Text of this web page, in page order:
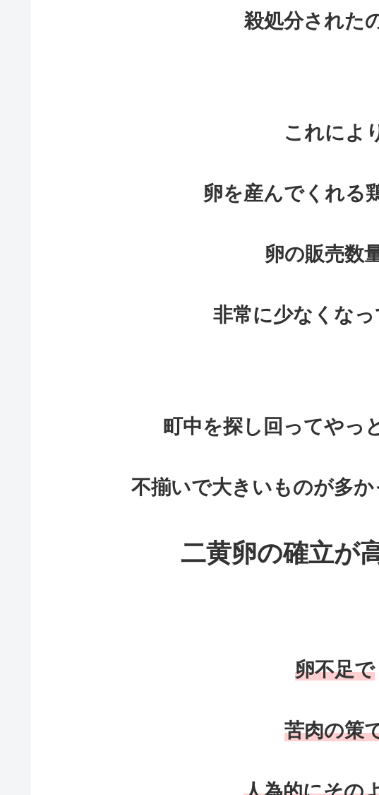
殺処分された
これによ
卵を産んでくれる
卵の販売数
非常に少なくなっ
町中を探し回ってやっ
不揃いで大きいものが多
二黄卵の確立が
卵不足で
苦肉の策